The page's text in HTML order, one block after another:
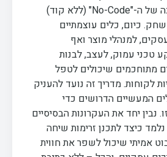
גדולים. אך המהפכה של ה-"No-Code" (ללא קוד)
כיום, כלים עוצמתיים
למנהלי מוצר ואף
טכני עמוק, לעצב, לבנות
מתוחכמים שיכולים לטפל
לקוחות. מדריך זה נועד להעניק
המעשיים הדרושים כדי
יחד את העקרונות הבסיסיים
כיצד לתכנן זרימות שיחה
אמיתי שיכול לשפר את חווית